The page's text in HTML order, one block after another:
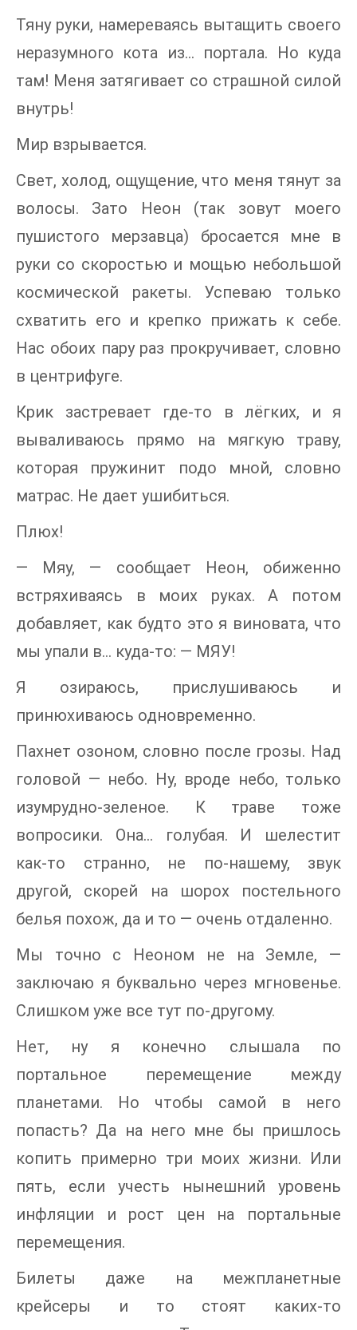
Тяну руки, намереваясь вытащить своего
неразумного кота из… портала. Но куда
там! Меня затягивает со страшной силой
внутрь!
Мир взрывается.
Свет, холод, ощущение, что меня тянут за
волосы. Зато Неон (так зовут моего
пушистого мерзавца) бросается мне в
руки со скоростью и мощью небольшой
космической ракеты. Успеваю только
схватить его и крепко прижать к себе.
Нас обоих пару раз прокручивает, словно
в центрифуге.
Крик застревает где-то в лёгких, и я
вываливаюсь прямо на мягкую траву,
которая пружинит подо мной, словно
матрас. Не дает ушибиться.
Плюх!
— Мяу, — сообщает Неон, обиженно
встряхиваясь в моих руках. А потом
добавляет, как будто это я виновата, что
мы упали в… куда-то: — МЯУ!
Я озираюсь, прислушиваюсь и
принюхиваюсь одновременно.
Пахнет озоном, словно после грозы. Над
головой — небо. Ну, вроде небо, только
изумрудно-зеленое. К траве тоже
вопросики. Она… голубая. И шелестит
как-то странно, не по-нашему, звук
другой, скорей на шорох постельного
белья похож, да и то — очень отдаленно.
Мы точно с Неоном не на Земле, —
заключаю я буквально через мгновенье.
Слишком уже все тут по-другому.
Нет, ну я конечно слышала по
портальное перемещение между
планетами. Но чтобы самой в него
попасть? Да на него мне бы пришлось
копить примерно три моих жизни. Или
пять, если учесть нынешний уровень
инфляции и рост цен на портальные
перемещения.
Билеты даже на межпланетные
крейсеры и то стоят каких-то